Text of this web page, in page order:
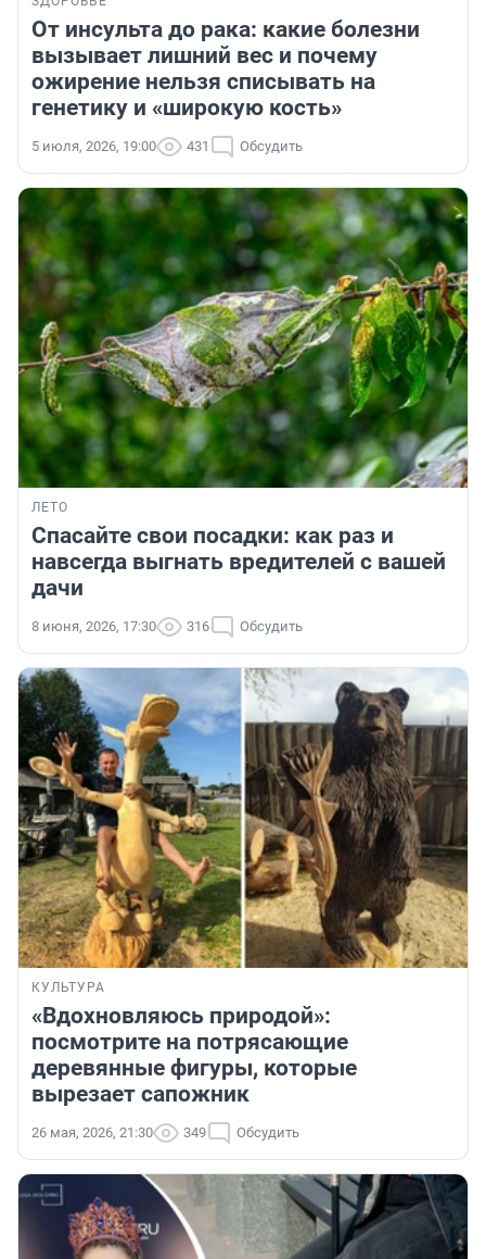
От инсульта до рака: какие болезни
вызывает лишний вес и почему
ожирение нельзя списывать на
генетику и «широкую кость»
5 июля, 2026, 19:00 431 Обсудить
ЛЕТО
Спасайте свои посадки: как раз и
навсегда выгнать вредителей с вашей
дачи
8 июня, 2026, 17:30 316 Обсудить
КУЛЬТУРА
«Вдохновляюсь природой»:
посмотрите на потрясающие
деревянные фигуры, которые
вырезает сапожник
26 мая, 2026, 21:30 349 Обсудить